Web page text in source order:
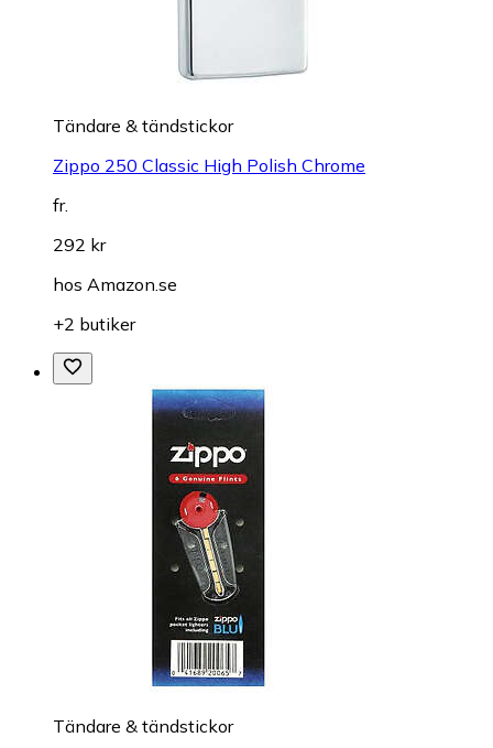
Tändare & tändstickor
Zippo 250 Classic High Polish Chrome
fr.
292 kr
hos Amazon.se
+2 butiker
Tändare & tändstickor